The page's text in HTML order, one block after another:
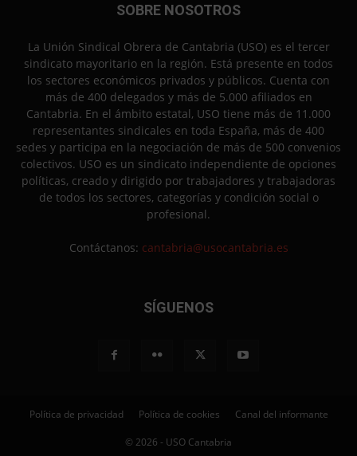
SOBRE NOSOTROS
La Unión Sindical Obrera de Cantabria (USO) es el tercer
sindicato mayoritario en la región. Está presente en todos
los sectores económicos privados y públicos. Cuenta con
más de 400 delegados y más de 5.000 afiliados en
Cantabria. En el ámbito estatal, USO tiene más de 11.000
representantes sindicales en toda España, más de 400
sedes y participa en la negociación de más de 500 convenios
colectivos. USO es un sindicato independiente de opciones
políticas, creado y dirigido por trabajadores y trabajadoras
de todos los sectores, categorías y condición social o
profesional.
Contáctanos: cantabria@usocantabria.es
SÍGUENOS
Política de privacidad Política de cookies Canal del informante
© 2026 - USO Cantabria